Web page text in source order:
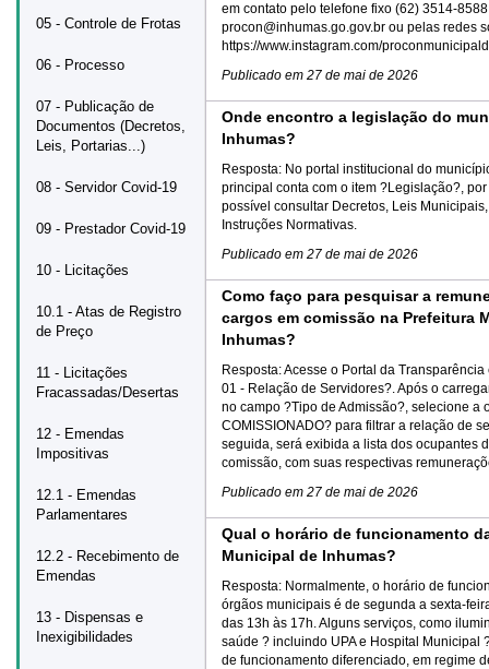
05 - Controle de Frotas
06 - Processo
07 - Publicação de
Documentos (Decretos,
Leis, Portarias...)
08 - Servidor Covid-19
09 - Prestador Covid-19
10 - Licitações
10.1 - Atas de Registro
de Preço
11 - Licitações
Fracassadas/Desertas
12 - Emendas
Impositivas
12.1 - Emendas
Parlamentares
12.2 - Recebimento de
Emendas
13 - Dispensas e
Inexigibilidades
em contato pelo telefone fixo (62) 3514-
procon@inhumas.go.gov.br ou pelas redes
https://www.instagram.com/
Publicado em 27 de mai de 2026
Onde encontro a legislação do
Inhumas?
Resposta: No portal institucional do
principal conta com o item ?Legislação?,
possível consultar Decretos, Leis
Instruções Normativas.
Publicado em 27 de mai de 2026
Como faço para pesquisar a
cargos em comissão na Prefeitura
Inhumas?
Resposta:Acesse o Portal da
01 - Relação de Servidores?. Após o
no campo ?Tipo de Admissão?, selecione a
COMISSIONADO? para filtrar a relação de
seguida, será exibida a lista dos ocupantes
comissão, com suas respectivas
Publicado em 27 de mai de 2026
Qual o horário de funcionamento
Municipal de Inhumas?
Resposta: Normalmente, o horário de
órgãos municipais é de segunda a sexta-
das 13h às 17h. Alguns serviços, como
saúde ? incluindo UPA e Hospital Municipal
de funcionamento diferenciado, em regime